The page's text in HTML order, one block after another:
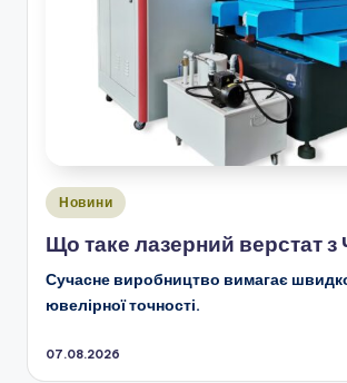
Опубліковано
Новини
Що таке лазерний верстат
Сучасне виробництво вимагає
ювелірної точності.
07.08.2026